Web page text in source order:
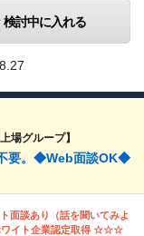
検討中に入れる
場グループ】
要。◆Web面談OK◆
面談あり（話を聞いてみよ
イト企業認定取得 ☆☆☆